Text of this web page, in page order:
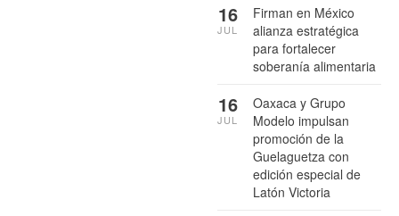
Firman en México
alianza estratégica
para fortalecer
soberanía alimentaria
16
JUL
Oaxaca y Grupo
Modelo impulsan
promoción de la
Guelaguetza con
edición especial de
Latón Victoria
16
JUL